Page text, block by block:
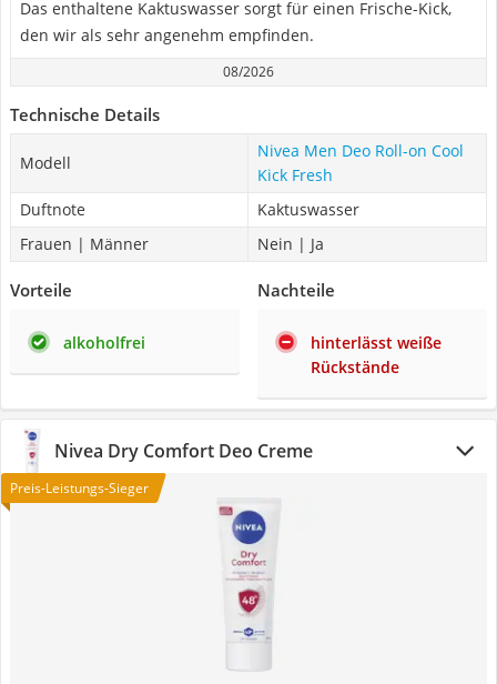
Das enthaltene Kaktuswasser sorgt für einen Frische-Kick,
den wir als sehr angenehm empfinden.
08/2026
Technische Details
Modell
Nivea Men Deo Roll-on Cool
Kick Fresh
Duftnote
Kaktuswasser
Frauen | Männer
Nein | Ja
Vorteile
alkoholfrei
Nachteile
hinterlässt weiße
Rückstände
Nivea Dry Comfort Deo Creme
Preis-Leistungs-Sieger